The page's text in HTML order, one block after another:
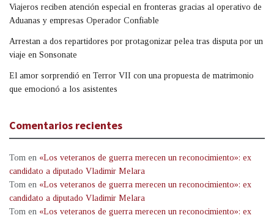
Viajeros reciben atención especial en fronteras gracias al operativo de
Aduanas y empresas Operador Confiable
Arrestan a dos repartidores por protagonizar pelea tras disputa por un
viaje en Sonsonate
El amor sorprendió en Terror VII con una propuesta de matrimonio
que emocionó a los asistentes
Comentarios recientes
Tom en «Los veteranos de guerra merecen un reconocimiento»: ex
candidato a diputado Vladimir Melara
Tom en «Los veteranos de guerra merecen un reconocimiento»: ex
candidato a diputado Vladimir Melara
Tom en «Los veteranos de guerra merecen un reconocimiento»: ex